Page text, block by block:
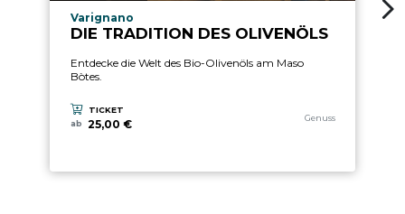
aria.experience_location_prefix
Varignano
DIE TRADITION DES OLIVENÖLS
Entdecke die Welt des Bio-Olivenöls am Maso
Bòtes.
TICKET
ab
25,00 € Genuss